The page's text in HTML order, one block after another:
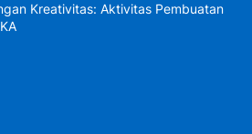
Kreativitas: Aktivitas Pembuatan